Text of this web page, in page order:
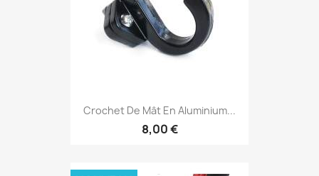
Crochet De Mât En Aluminium...
8,00 €